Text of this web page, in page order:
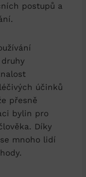
postupů a
účinků
přesně
bylin pro
Díky
mnoho lidí